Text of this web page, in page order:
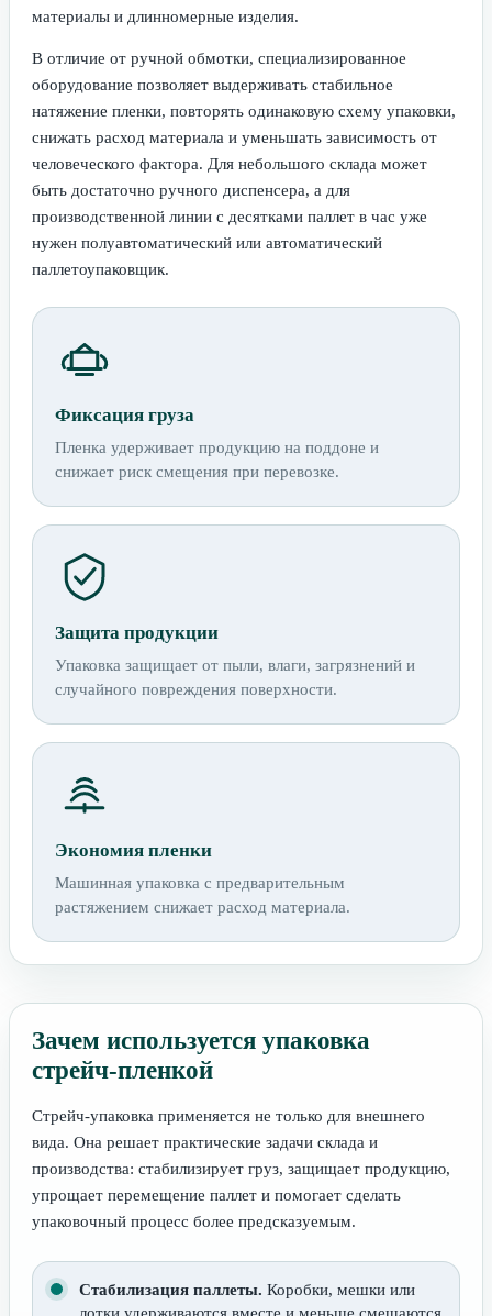
материалы и длинномерные изделия.
В отличие от ручной обмотки, специализированное
оборудование позволяет выдерживать стабильное
натяжение пленки, повторять одинаковую схему упаковки,
снижать расход материала и уменьшать зависимость от
человеческого фактора. Для небольшого склада может
быть достаточно ручного диспенсера, а для
производственной линии с десятками паллет в час уже
нужен полуавтоматический или автоматический
паллетоупаковщик.
Фиксация груза
Пленка удерживает продукцию на поддоне и
снижает риск смещения при перевозке.
Защита продукции
Упаковка защищает от пыли, влаги, загрязнений и
случайного повреждения поверхности.
Экономия пленки
Машинная упаковка с предварительным
растяжением снижает расход материала.
Зачем используется упаковка
стрейч-пленкой
Стрейч-упаковка применяется не только для внешнего
вида. Она решает практические задачи склада и
производства: стабилизирует груз, защищает продукцию,
упрощает перемещение паллет и помогает сделать
упаковочный процесс более предсказуемым.
Стабилизация паллеты. Коробки, мешки или